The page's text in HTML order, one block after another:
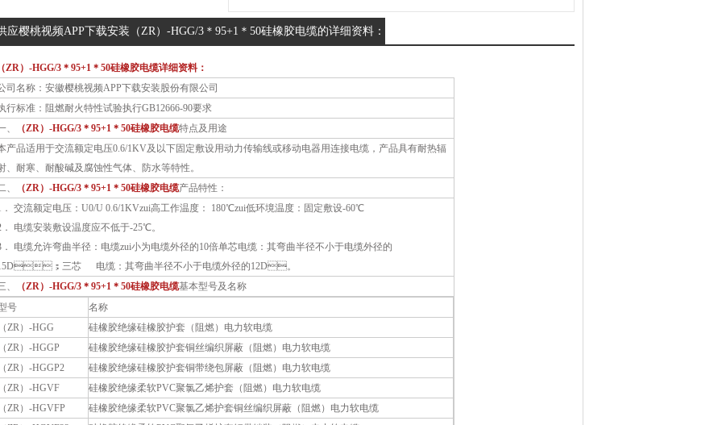
应樱桃视频APP下载安装（ZR）-HGG/3＊95+1＊50硅橡胶电缆的详细资料：
ZR）-HGG/3＊95+1＊50硅橡胶电缆详细资料：
司名称：安徽樱桃视频APP下载安装股份有限公司
行标准：阻燃耐火特性试验执行GB12666-90要求
、
（ZR）-HGG/3＊95+1＊50硅橡胶电缆特点及用途
产品适用于交流额定电压0.6/1KV及以下固定敷设用动力传输线或移动电器用连接电缆，产品具有耐热辐
、耐寒、耐酸碱及腐蚀性气体、防水等特性。
、
（ZR）-HGG/3＊95+1＊50硅橡胶电缆产品特性：
交流额定电压：U0/U 0.6/1KVzui高工作温度： 180℃zui低环境温度：固定敷设-60℃
电缆安装敷设温度应不低于-25℃。
． 电缆允许弯曲半径：电缆zui小为电缆外径的10倍单芯电缆：其弯曲半径不小于电缆外径的
；三芯 电缆：其弯曲半径不小于电缆外径的12D。
、
（ZR）-HGG/3＊95+1＊50硅橡胶电缆基本型号及名称
号
名称
ZR）-HGG
硅橡胶绝缘硅橡胶护套（阻燃）电力软电缆
ZR）-HGGP
硅橡胶绝缘硅橡胶护套铜丝编织屏蔽（阻燃）电力软电缆
ZR）-HGGP2
硅橡胶绝缘硅橡胶护套铜带绕包屏蔽（阻燃）电力软电缆
ZR）-HGVF
硅橡胶绝缘柔软PVC聚氯乙烯护套（阻燃）电力软电缆
ZR）-HGVFP
硅橡胶绝缘柔软PVC聚氯乙烯护套铜丝编织屏蔽（阻燃）电力软电缆